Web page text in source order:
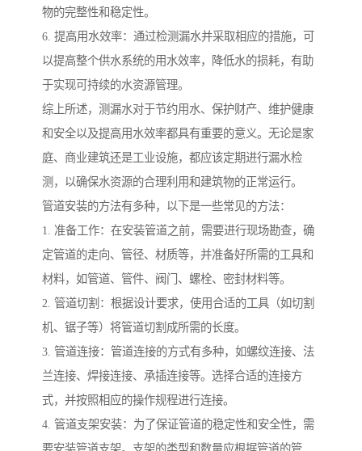
物的完整性和稳定性。
6. 提高用水效率：通过检测漏水并采取相应的措施，可
以提高整个供水系统的用水效率，降低水的损耗，有助
于实现可持续的水资源管理。
综上所述，测漏水对于节约用水、保护财产、维护健康
和安全以及提高用水效率都具有重要的意义。无论是家
庭、商业建筑还是工业设施，都应该定期进行漏水检
测，以确保水资源的合理利用和建筑物的正常运行。
管道安装的方法有多种，以下是一些常见的方法：
1. 准备工作：在安装管道之前，需要进行现场勘查，确
定管道的走向、管径、材质等，并准备好所需的工具和
材料，如管道、管件、阀门、螺栓、密封材料等。
2. 管道切割：根据设计要求，使用合适的工具（如切割
机、锯子等）将管道切割成所需的长度。
3. 管道连接：管道连接的方式有多种，如螺纹连接、法
兰连接、焊接连接、承插连接等。选择合适的连接方
式，并按照相应的操作规程进行连接。
4. 管道支架安装：为了保证管道的稳定性和安全性，需